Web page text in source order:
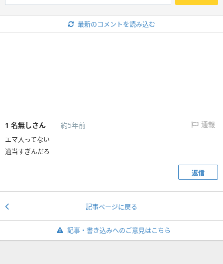
最新のコメントを読み込む
1 名無しさん 約5年前 通報
エマ入ってない
適当すぎんだろ
返信
記事ページに戻る
記事・書き込みへのご意見はこちら